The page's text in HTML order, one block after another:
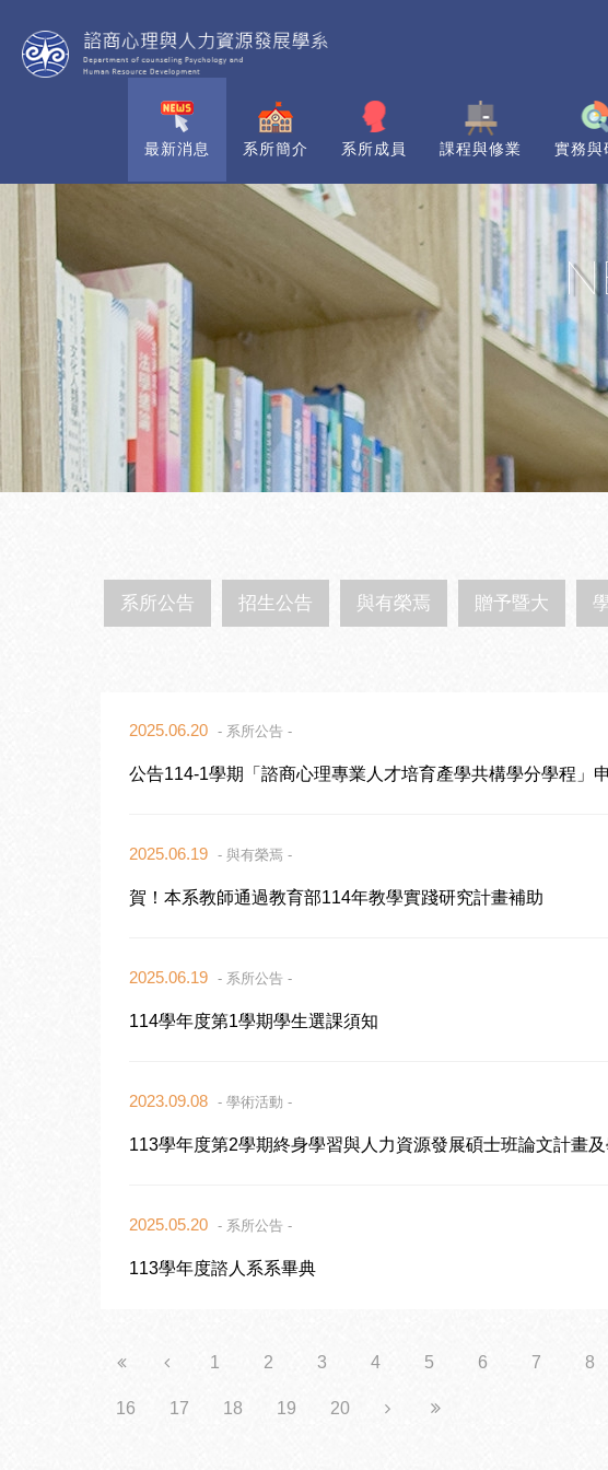
最新消息 系所簡介 系所成員 課程與修業 實務與
系所公告 招生公告 與有榮焉 贈予暨大
2025.06.20 - 系所公告 -
公告114-1學期「諮商心理專業人才培育產學共構學分學程」
2025.06.19 - 與有榮焉 -
賀！本系教師通過教育部114年教學實踐研究計畫補助
2025.06.19 - 系所公告 -
114學年度第1學期學生選課須知
2023.09.08 - 學術活動 -
113學年度第2學期終身學習與人力資源發展碩士班論文計畫
2025.05.20 - 系所公告 -
113學年度諮人系系畢典
1 2 3 4 5 6 7 8
16 17 18 19 20